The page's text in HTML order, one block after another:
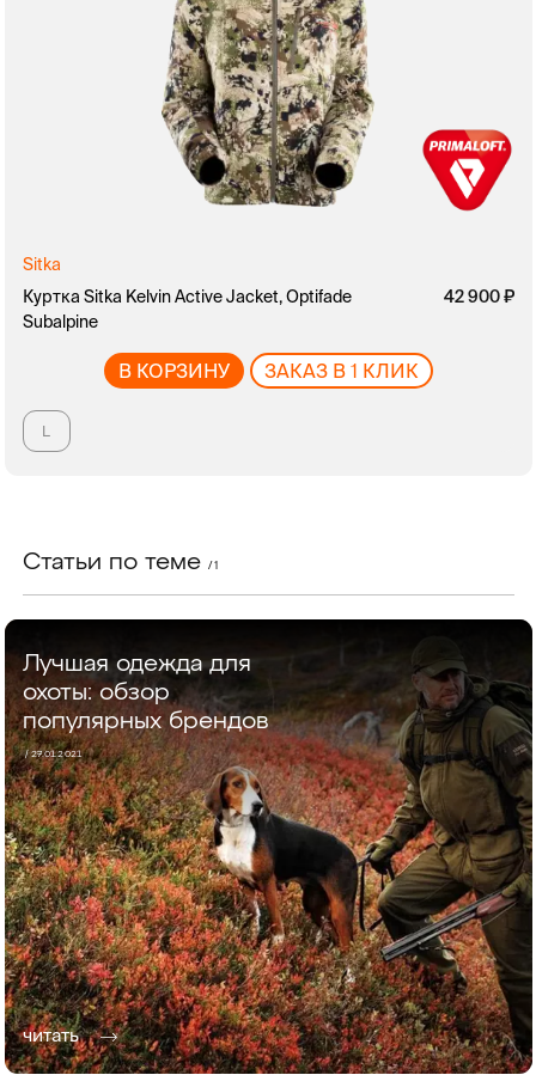
Sitka
Куртка Sitka Kelvin Active Jacket, Optifade
Subalpine
42 900
В КОРЗИНУ ЗАКАЗ В 1 КЛИК
Статьи по теме / 1
Лучшая одежда для
охоты: обзор
популярных брендов
/ 27.01.2021
читать